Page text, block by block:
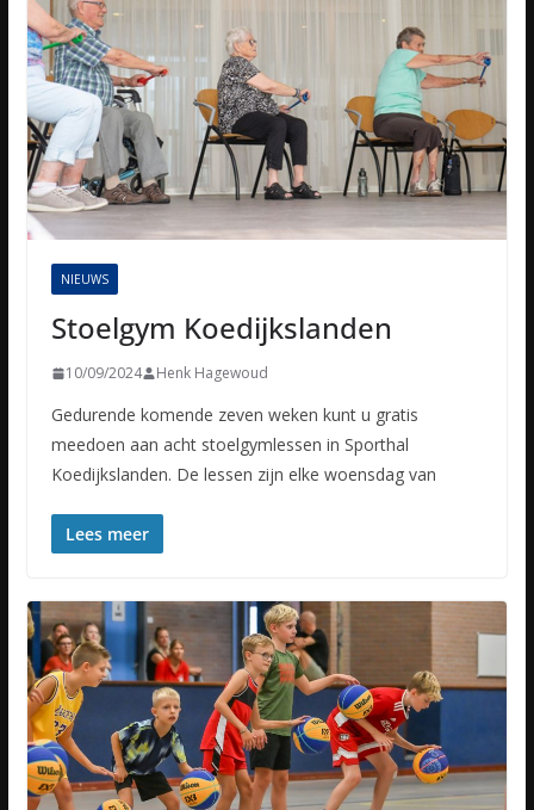
NIEUWS
Stoelgym Koedijkslanden
10/09/2024 Henk Hagewoud
Gedurende komende zeven weken kunt u gratis
meedoen aan acht stoelgymlessen in Sporthal
Koedijkslanden. De lessen zijn elke woensdag van
Lees meer